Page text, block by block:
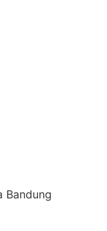
Bandung